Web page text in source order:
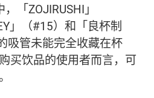
「ZOJIRUSHI」
」（#15）和「良杯制
吸管未能完全收藏在杯
买饮品的使用者而言，可